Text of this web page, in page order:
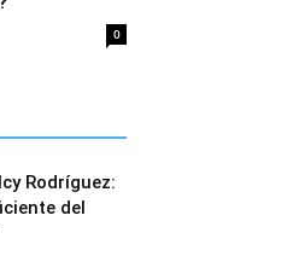
0
Rodríguez:
del